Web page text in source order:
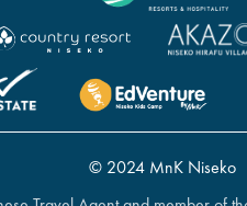
© 2024 MnK Niseko